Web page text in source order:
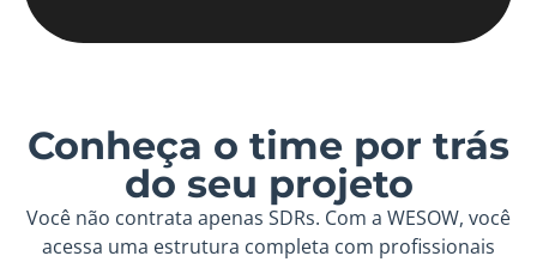
Conheça o time por trás
do seu projeto
Você não contrata apenas SDRs. Com a WESOW, você
acessa uma estrutura completa com profissionais